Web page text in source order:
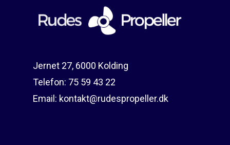
Jernet 27, 6000 Kolding
Telefon: 75 59 43 22
Email: kontakt@rudespropeller.dk